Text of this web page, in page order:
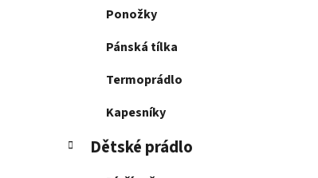
Ponožky
Pánská tílka
Termoprádlo
Kapesníky
Dětské prádlo